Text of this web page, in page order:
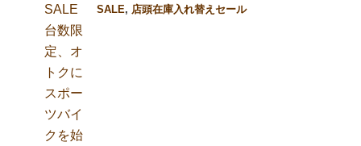
SALE, 店頭在庫入れ替えセール